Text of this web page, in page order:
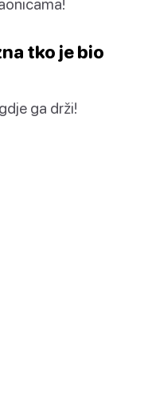
tko je bio
ga drži!